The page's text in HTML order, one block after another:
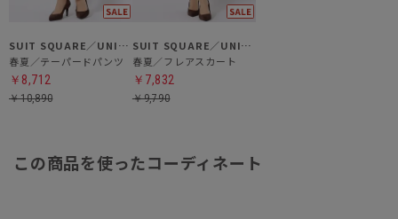
SUIT SQUARE／UNIVERSAL LANGUAGE／WHITE
春夏／テーパードパンツ
￥8,712
￥10,890
SUIT SQUARE／UNIVERSAL LANGUAGE／WHITE
春夏／フレアスカート
￥7,832
￥9,790
この商品を使ったコーディネート